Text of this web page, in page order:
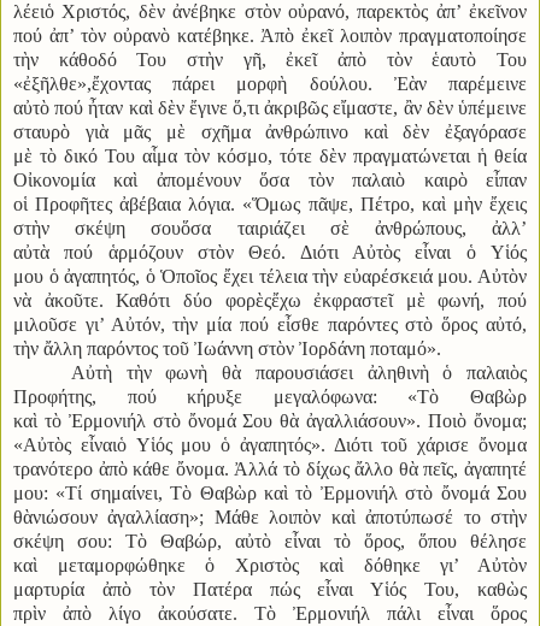
λέειὁ Χριστός, δὲν ἀνέβηκε στὸν οὐρανό, παρεκτὸς ἀπ’ ἐκεῖνον
πού ἀπ’ τὸν οὐρανὸ κατέβηκε. Ἀπὸ ἐκεῖ λοιπὸν πραγματοποίησε
τὴν κάθοδό Του στὴν γῆ, ἐκεῖ ἀπὸ τὸν ἑαυτὸ Του
«ἐξῆλθε»,ἔχοντας πάρει μορφὴ δούλου. Ἐὰν παρέμεινε
αὐτὸ πού ἦταν καὶ δὲν ἔγινε ὅ,τι ἀκριβῶς εἴμαστε, ἂν δὲν ὑπέμεινε
σταυρὸ γιὰ μᾶς μὲ σχῆμα ἀνθρώπινο καὶ δὲν ἐξαγόρασε
μὲ τὸ δικό Του αἷμα τὸν κόσμο, τότε δὲν πραγματώνεται ἡ θεία
Οἰκονομία καὶ ἀπομένουν ὅσα τὸν παλαιὸ καιρὸ εἶπαν
οἱ Προφῆτες ἀβέβαια λόγια. «Ὅμως πᾶψε, Πέτρο, καὶ μὴν ἔχεις
στὴν σκέψη σουὅσα ταιριάζει σὲ ἀνθρώπους, ἀλλ’
αὐτὰ πού ἁρμόζουν στὸν Θεό. Διότι Αὐτὸς εἶναι ὁ Υἱός
μου ὁ ἀγαπητός, ὁ Ὁποῖος ἔχει τέλεια τὴν εὐαρέσκειά μου. Αὐτὸν
νὰ ἀκοῦτε. Καθότι δύο φορὲςἔχω ἐκφραστεῖ μὲ φωνή, πού
μιλοῦσε γι’ Αὐτόν, τὴν μία πού εἶσθε παρόντες στὸ ὅρος αὐτό,
τὴν ἄλλη παρόντος τοῦ Ἰωάννη στὸν Ἰορδάνη ποταμό».
Αὐτὴ τὴν φωνὴ θὰ παρουσιάσει ἀληθινὴ ὁ παλαιὸς
Προφήτης, πού κήρυξε μεγαλόφωνα: «Τὸ Θαβὼρ
καὶ τὸ Ἐρμονιήλ στὸ ὄνομά Σου θὰ ἀγαλλιάσουν». Ποιὸ ὄνομα;
«Αὐτὸς εἶναιὁ Υἱός μου ὁ ἀγαπητός». Διότι τοῦ χάρισε ὄνομα
τρανότερο ἀπὸ κάθε ὄνομα. Ἀλλά τὸ δίχως ἄλλο θὰ πεῖς, ἀγαπητέ
μου: «Τί σημαίνει, Τὸ Θαβὼρ καὶ τὸ Ἐρμονιήλ στὸ ὄνομά Σου
θὰνιώσουν ἀγαλλίαση»; Μάθε λοιπὸν καὶ ἀποτύπωσέ το στὴν
σκέψη σου: Τὸ Θαβώρ, αὐτὸ εἶναι τὸ ὅρος, ὅπου θέλησε
καὶ μεταμορφώθηκε ὁ Χριστὸς καὶ δόθηκε γι’ Αὐτὸν
μαρτυρία ἀπὸ τὸν Πατέρα πώς εἶναι Υἱός Του, καθὼς
πρὶν ἀπὸ λίγο ἀκούσατε. Τὸ Ἐρμονιήλ πάλι εἶναι ὅρος